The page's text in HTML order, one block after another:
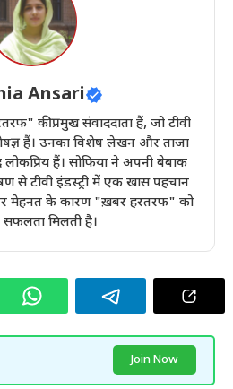
Ansari
की प्रमुख संवाददाता हैं, जो टीवी
हैं। उनका विशेष लेखन और ताजा
हैं। सोफिया ने अपनी बेबाक
से टीवी इंडस्ट्री में एक खास पहचान
मेहनत के कारण "ख़बर हरतरफ" को
सफलता मिलती है।
Join Now